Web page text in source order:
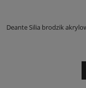
Deante Silia brodzik